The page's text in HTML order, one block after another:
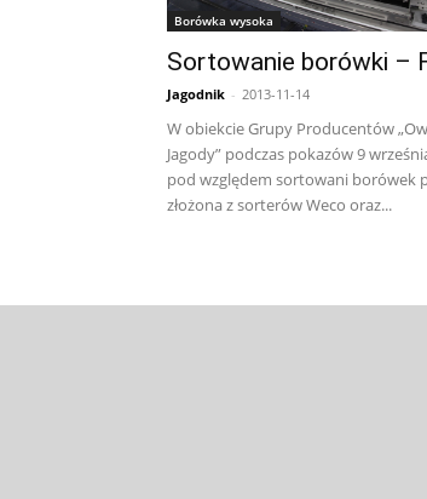
Borówka wysoka
Sortowanie borówki –
Jagodnik - 2013-11-14
W obiekcie Grupy Producentów
Jagody” podczas pokazów 9
pod względem sortowani borówek
złożona z sorterów Weco oraz...